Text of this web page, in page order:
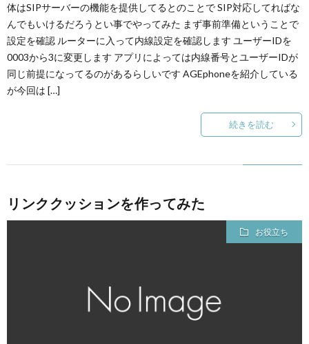
体はSIPサーバーの機能を提供してるとのことで SIP対応してればな
んでもいけるだろうとい事でやってみた まず事前準備ということで
設定を確認 ルーターに入って内線設定を確認します ユーザーIDを
0003から3に変更します アプリによっては内線番号とユーザーIDが
同じ前提になってるのがあるらしいです AGEphoneを紹介している
が今回は […]
続きを読む
リンククッションを作ってみた
お役立ち